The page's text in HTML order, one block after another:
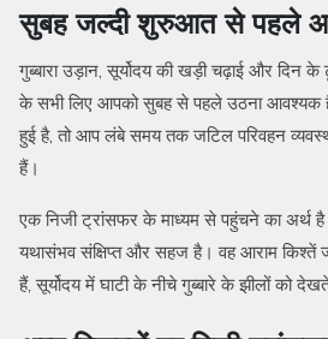
सुबह जल्दी शुरुआत से पहले
गुब्बारा उड़ान, सूर्योदय की खड़ी चढ़ाई और दिन
के सभी लिए आपको सुबह से पहले उठना
हुई है, तो आप लंबे समय तक जटिल परिवहन
हैं।
एक निजी ट्रांसफर के माध्यम से पहुंचने का अर्थ है
यथासंभव संक्षिप्त और सहज है। वह आराम
हैं, सूर्योदय में घाटी के नीचे गुब्बारे के झीलों को